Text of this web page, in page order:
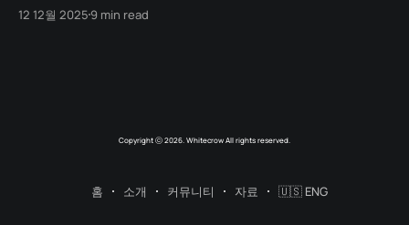
습니다. 서울의 공장은 불탔고, 창고는 약탈당했습니다. 하
12 12월 20259 min read
Copyright ⓒ 2026. Whitecrow All rights reserved.
홈 소개 커뮤니티 자료 🇺🇸 ENG